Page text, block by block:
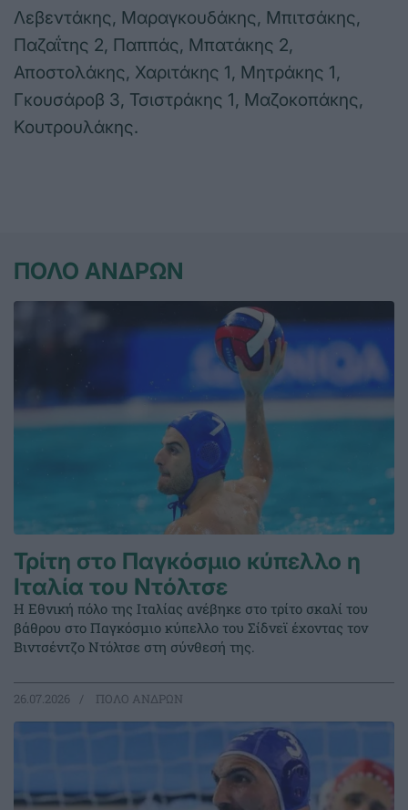
Λεβεντάκης, Μαραγκουδάκης, Μπιτσάκης,
Παζαΐτης 2, Παππάς, Μπατάκης 2,
Αποστολάκης, Χαριτάκης 1, Μητράκης 1,
Γκουσάροβ 3, Τσιστράκης 1, Μαζοκοπάκης,
Κουτρουλάκης.
ΠΟΛΟ ΑΝΔΡΩΝ
Τρίτη στο Παγκόσμιο κύπελλο η
Ιταλία του Ντόλτσε
Η Εθνική πόλο της Ιταλίας ανέβηκε στο τρίτο σκαλί του
βάθρου στο Παγκόσμιο κύπελλο του Σίδνεϊ έχοντας τον
Βιντσέντζο Ντόλτσε στη σύνθεσή της.
26.07.2026 ΠΟΛΟ ΑΝΔΡΩΝ